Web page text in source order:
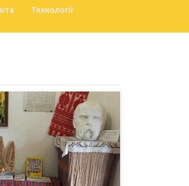
Технології